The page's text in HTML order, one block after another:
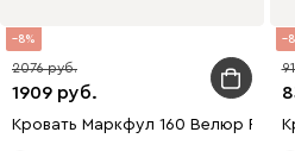
8
1909
2076
Кровать Маркфул 160 Велюр
8